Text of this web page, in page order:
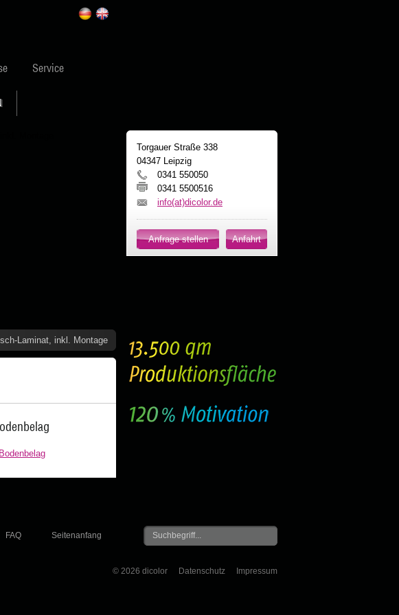
Service
Laminat, inkl. Montage
Torgauer Straße 338
04347 Leipzig
0341 550050
0341 5500516
info(at)dicolor.de
Anfrage stellen Anfahrt
FAQ Seitenanfang
© 2026 dicolor Datenschutz Impressum